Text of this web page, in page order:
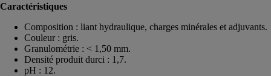
Caractéristiques
Composition : liant hydraulique, charges minérales et adjuvants.
Couleur : gris.
Granulométrie : < 1,50 mm.
Densité produit durci : 1,7.
pH : 12.